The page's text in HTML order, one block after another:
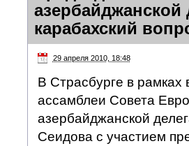
карабахский
29 апреля 2010, 18:48
В Страсбурге в рамках
ассамблеи Совета
азербайджанской
Сеидова с участием